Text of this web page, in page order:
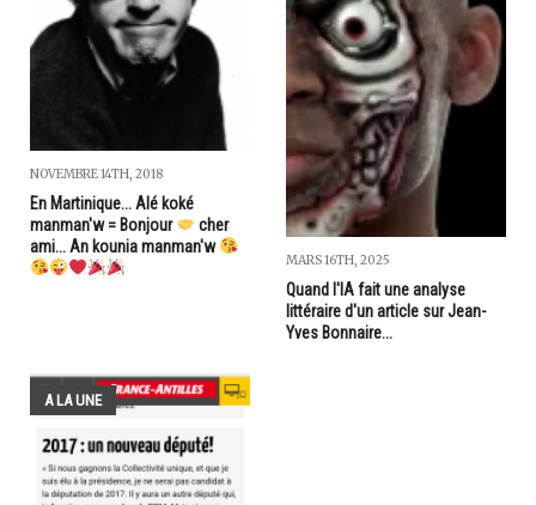
NOVEMBRE 14TH, 2018
En Martinique... Alé koké
manman'w = Bonjour
cher
ami... An kounia manman'w
MARS 16TH, 2025
Quand l'IA fait une analyse
littéraire d'un article sur Jean-
Yves Bonnaire...
A LA UNE